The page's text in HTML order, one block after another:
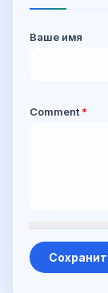
Ваше имя
Comment *